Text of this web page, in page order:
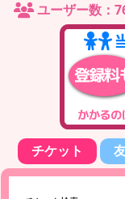
ユーザー数：
チケット